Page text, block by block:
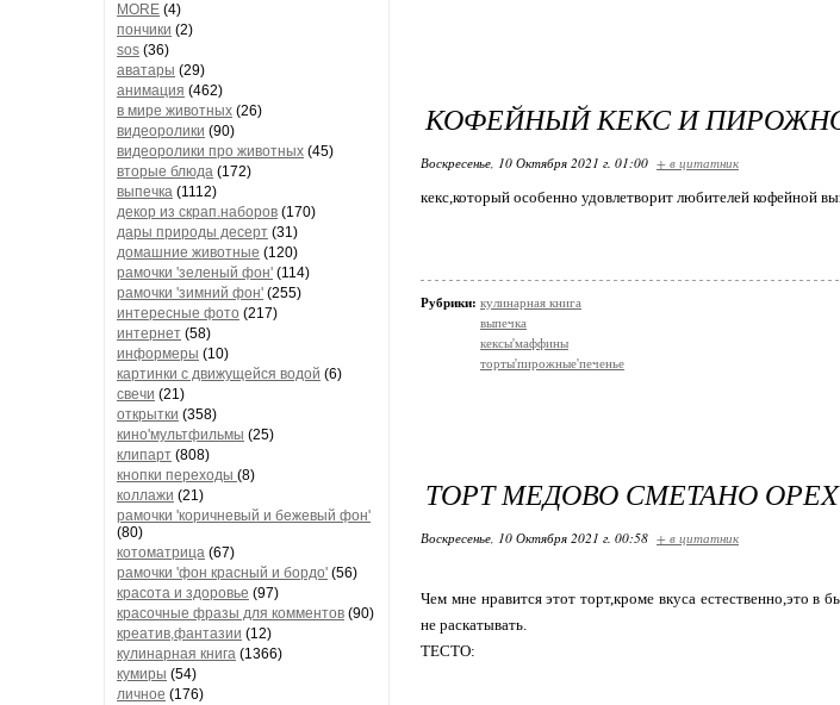
MORE (4)
пончики (2)
sos (36)
аватары (29)
анимация (462)
в мире животных (26)
видеоролики (90)
видеоролики про животных (45)
вторые блюда (172)
выпечка (1112)
декор из скрап.наборов (170)
дары природы десерт (31)
домашние животные (120)
рамочки 'зеленый фон' (114)
рамочки 'зимний фон' (255)
интересные фото (217)
интернет (58)
информеры (10)
картинки с движущейся водой (6)
свечи (21)
открытки (358)
кино'мультфильмы (25)
клипарт (808)
кнопки переходы (8)
коллажи (21)
рамочки 'коричневый и бежевый фон'
(80)
котоматрица (67)
рамочки 'фон красный и бордо' (56)
красота и здоровье (97)
красочные фразы для комментов (90)
креатив,фантазии (12)
кулинарная книга (1366)
кумиры (54)
личное (176)
КОФЕЙНЫЙ КЕКС И
Воскресенье, 10 Октября 2021 г. 01:00 + в цитатник
кекс,который особенно удовлетворит любителей кофейной
Рубрики: кулинарная книга
выпечка
кексы'маффины
торты'пирожные'печенье
ТОРТ МЕДОВО СМЕТАНО
Воскресенье, 10 Октября 2021 г. 00:58 + в цитатник
Чем мне нравится этот торт,кроме вкуса естественно,это в
не раскатывать.
ТЕСТО: